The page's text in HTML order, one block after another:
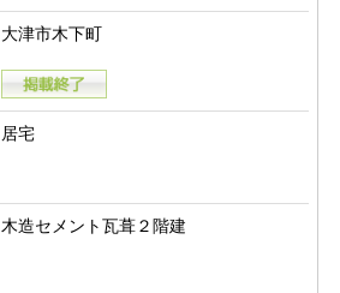
大津市木下町
居宅
木造セメント瓦葺２階建